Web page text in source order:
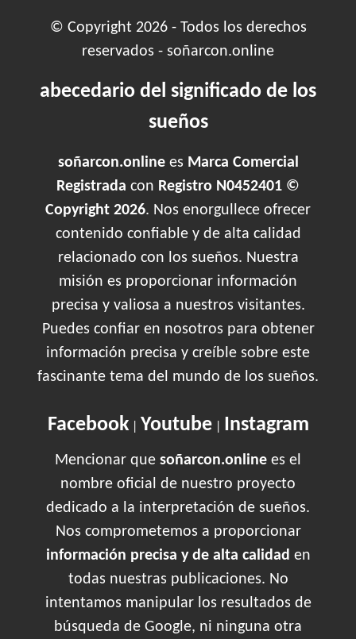
© Copyright 2026 - Todos los derechos
reservados - soñarcon.online
abecedario del significado de los
sueños
soñarcon.onlinees Marca Comercial
Registrada con Registro N0452401 ©
Copyright 2026. Nos enorgullece ofrecer
contenido confiable y de alta calidad
relacionado con los sueños. Nuestra
misión es proporcionar información
precisa y valiosa a nuestros visitantes.
Puedes confiar en nosotros para obtener
información precisa y creíble sobre este
fascinante tema del mundo de los sueños.
Facebook| Youtube| Instagram
Mencionar que soñarcon.online es el
nombre oficial de nuestro proyecto
dedicado a la interpretación de sueños.
Nos comprometemos a proporcionar
información precisa y de alta calidad en
todas nuestras publicaciones. No
intentamos manipular los resultados de
búsqueda de Google, ni ninguna otra